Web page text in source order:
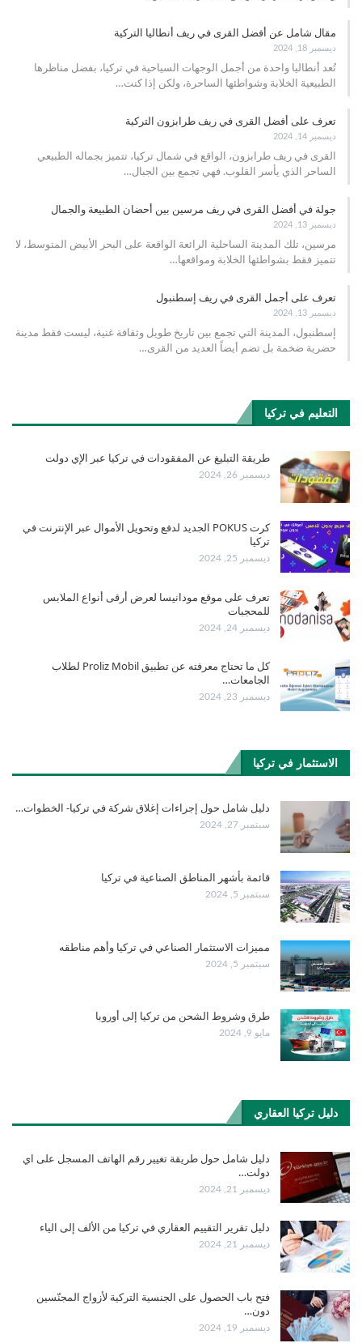
مقال شامل عن أفضل القرى في ريف أنطاليا التركية
ديسمبر 18, 2024
تُعد أنطاليا واحدة من أجمل الوجهات السياحية في تركيا، بفضل مناظرها
الطبيعية الخلابة وشواطئها الساحرة، ولكن إذا كنت…
تعرف على أفضل القرى في ريف طرابزون التركية
ديسمبر 14, 2024
القرى في ريف طرابزون، الواقع في شمال تركيا، تتميز بجماله الطبيعي
الساحر الذي يأسر القلوب. فهي تجمع بين الجبال…
جولة في أفضل القرى في ريف مرسين بين أحضان الطبيعة والجمال
ديسمبر 13, 2024
مرسين، تلك المدينة الساحلية الرائعة الواقعة على البحر الأبيض المتوسط، لا
تتميز فقط بشواطئها الخلابة ومواقعها …
تعرف على أجمل القرى في ريف إسطنبول
ديسمبر 13, 2024
إسطنبول، المدينة التي تجمع بين تاريخ طويل وثقافة غنية، ليست فقط مدينة
حضرية ضخمة بل تضم أيضاً العديد من القرى…
التعليم في تركيا
طريقة التبليغ عن المفقودات في تركيا عبر الإي دولت
ديسمبر 26, 2024
كرت POKUS الجديد لدفع وتحويل الأموال عبر الإنترنت في
تركيا
ديسمبر 25, 2024
تعرف على موقع مودانيسا لعرض أرقى أنواع الملابس
للمحجبات
ديسمبر 24, 2024
كل ما تحتاج معرفته عن تطبيق Proliz Mobil لطلاب
الجامعات…
ديسمبر 23, 2024
الاستثمار في تركيا
دليل شامل حول إجراءات إغلاق شركة في تركيا- الخطوات…
سبتمبر 27, 2024
قائمة بأشهر المناطق الصناعية في تركيا
سبتمبر 5, 2024
مميزات الاستثمار الصناعي في تركيا وأهم مناطقه
سبتمبر 5, 2024
طرق وشروط الشحن من تركيا إلى أوروبا
مايو 9, 2024
دليل تركيا العقاري
دليل شامل حول طريقة تغيير رقم الهاتف المسجل على اي
دولت…
ديسمبر 21, 2024
دليل تقرير التقييم العقاري في تركيا من الألف إلى الياء
ديسمبر 21, 2024
فتح باب الحصول على الجنسية التركية لأزواج المجنّسين
دون…
ديسمبر 19, 2024